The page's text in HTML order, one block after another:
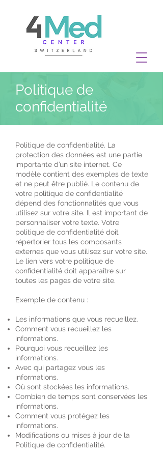
Politique de
confidentialité
Politique de confidentialité. La
protection des données est une partie
importante d’un site internet. Ce
modèle contient des exemples de texte
et ne peut être publié. Le contenu de
votre politique de confidentialité
dépend des fonctionnalités que vous
utilisez sur votre site. Il est important de
personnaliser votre texte. Votre
politique de confidentialité doit
répertorier tous les composants
externes que vous utilisez sur votre site.
Le lien vers votre politique de
confidentialité doit apparaître sur
toutes les pages de votre site.
Exemple de contenu :
Les informations que vous recueillez.
Comment vous recueillez les
informations.
Pourquoi vous recueillez les
informations.
Avec qui partagez vous les
informations.
Où sont stockées les informations.
Combien de temps sont conservées les
informations.
Comment vous protégez les
informations.
Modifications ou mises à jour de la
Politique de confidentialité.